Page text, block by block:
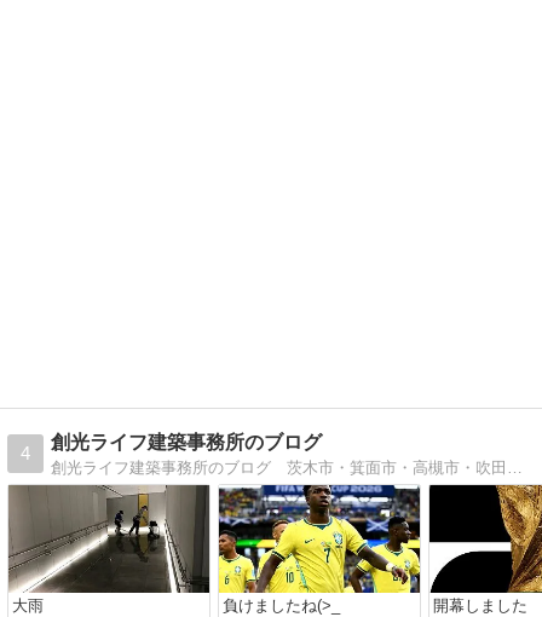
4
創光ライフ建築事務所のブログ
創光ライフ建築事務所のブログ 茨木市・箕面市・高槻市・吹田市を中心に皆様から信頼されるを目指す住宅リフォーム会社のブログです。
大雨 負けましたね(>_ 開幕しました